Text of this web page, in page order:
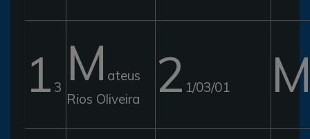
1 3 M ateus
Rios Oliveira
2 1/03/01